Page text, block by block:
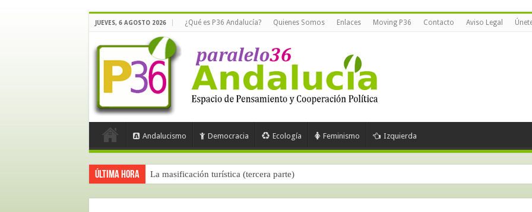
JUEVES, 6 AGOSTO 2026 ¿Qué es P36 Andalucía? Quienes Somos Enlaces Moving P36 Contacto Aviso Legal
Andalucismo Democracia Ecología Feminismo Izquierda
Última hora La masificación turística (tercera parte)